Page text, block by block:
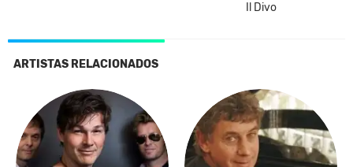
Il Divo
ARTISTAS RELACIONADOS